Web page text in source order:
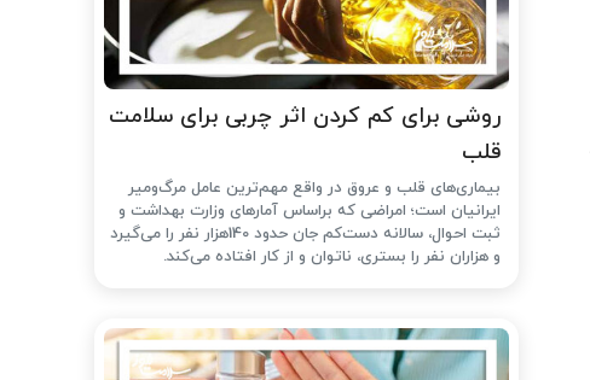
روشی برای کم کردن اثر چربی برای سلامت
قلب
بیماری‌های قلب و عروق در واقع مهم‌ترین عامل مرگ‌ومیر
ایرانیان است؛ امراضی که براساس آمارهای وزارت بهداشت و
ثبت احوال، سالانه دست‌کم جان حدود 140هزار نفر را می‌گیرد
و هزاران نفر را بستری، ناتوان و از کار افتاده می‌کند.